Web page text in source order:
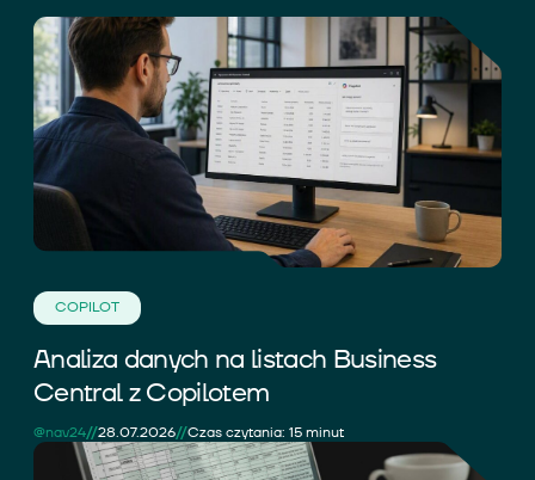
COPILOT
Analiza danych na listach Business
Central z Copilotem
@nav24//28.07.2026//Czas czytania: 15 minut